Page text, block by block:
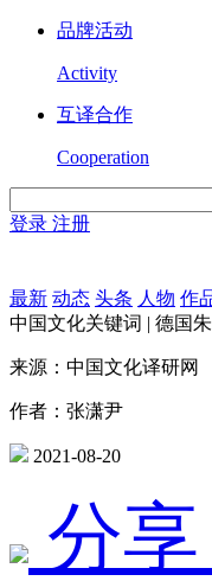
品牌活动
Activity
互译合作
Cooperation
登录 注册
最新 动态 头条 人物 作
中国文化关键词 | 德国
来源：中国文化译研网
作者：张潇尹
2021-08-20
分享